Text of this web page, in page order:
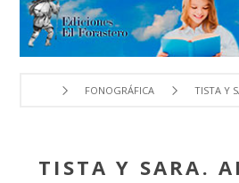
FONOGRÁFICA TISTA Y
TISTA Y SARA.